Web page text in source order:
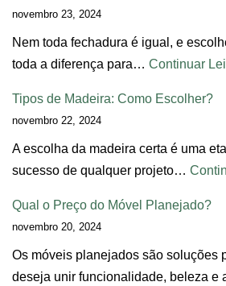
novembro 23, 2024
Nem toda fechadura é igual, e
toda a diferença para… Continuar
Tipos de Madeira: Como Escolher?
novembro 22, 2024
A escolha da madeira certa é uma
sucesso de qualquer projeto…
Qual o Preço do Móvel Planejado?
novembro 20, 2024
Os móveis planejados são soluções
deseja unir funcionalidade, beleza e